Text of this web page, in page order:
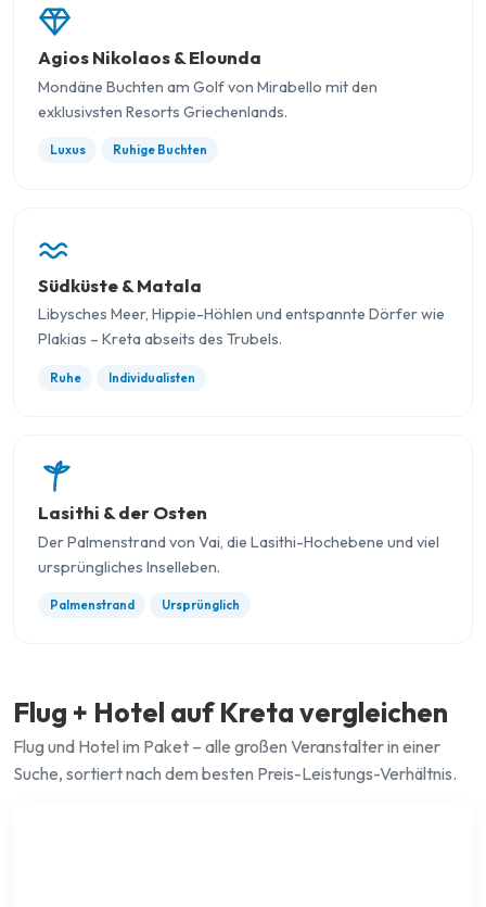
Agios Nikolaos & Elounda
Mondäne Buchten am Golf von Mirabello mit den
exklusivsten Resorts Griechenlands.
Luxus Ruhige Buchten
Südküste & Matala
Libysches Meer, Hippie-Höhlen und entspannte Dörfer wie
Plakias – Kreta abseits des Trubels.
Ruhe Individualisten
Lasithi & der Osten
Der Palmenstrand von Vai, die Lasithi-Hochebene und viel
ursprüngliches Inselleben.
Palmenstrand Ursprünglich
Flug + Hotel auf Kreta vergleichen
Flug und Hotel im Paket – alle großen Veranstalter in einer
Suche, sortiert nach dem besten Preis-Leistungs-Verhältnis.